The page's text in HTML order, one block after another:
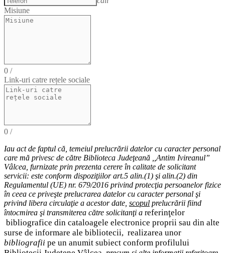
Misiune
0 /
Link-uri catre rețele sociale
0 /
Iau act de faptul că, temeiul prelucrării datelor cu caracter personal
care mă privesc de către Biblioteca Judeţeană ,,Antim Ivireanul”
Vâlcea, furnizate prin prezenta cerere în calitate de solicitant
servicii: este conform dispoziţiilor art.5 alin.(1) şi alin.(2) din
Regulamentul (UE) nr. 679/2016 privind protecţia persoanelor fizice
în ceea ce priveşte prelucrarea datelor cu caracter personal şi
privind libera circulaţie a acestor date scopul prelucrării fiind
întocmirea şi transmiterea către solicitanţi a referinţelor
bibliografice din cataloagele electronice proprii sau din alte
surse de informare ale bibliotecii, realizarea unor
bibliografii pe un anumit subiect conform profilului